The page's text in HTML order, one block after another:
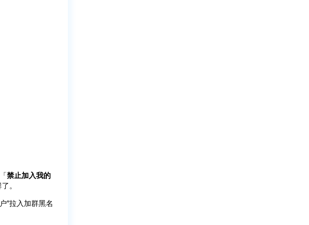
禁止加入我的
。
”拉入加群黑名